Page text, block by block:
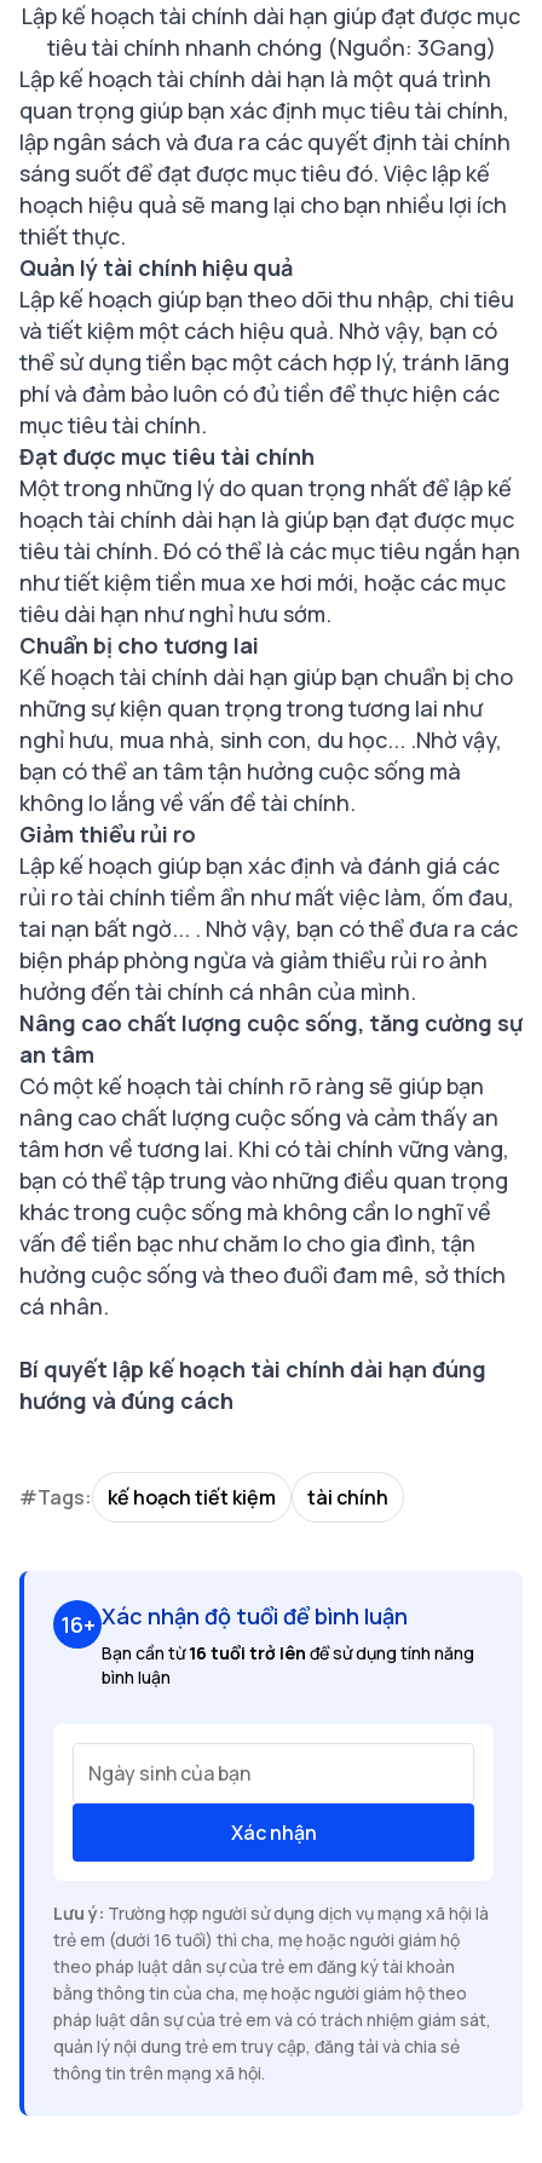
Lập kế hoạch tài chính dài hạn giúp đạt được mục
tiêu tài chính nhanh chóng (Nguồn: 3Gang)
Lập kế hoạch tài chính dài hạn là một quá trình
quan trọng giúp bạn xác định mục tiêu tài chính,
lập ngân sách và đưa ra các quyết định tài chính
sáng suốt để đạt được mục tiêu đó. Việc lập kế
hoạch hiệu quả sẽ mang lại cho bạn nhiều lợi ích
thiết thực.
Quản lý tài chính hiệu quả
Lập kế hoạch giúp bạn theo dõi thu nhập, chi tiêu
và tiết kiệm một cách hiệu quả. Nhờ vậy, bạn có
thể sử dụng tiền bạc một cách hợp lý, tránh lãng
phí và đảm bảo luôn có đủ tiền để thực hiện các
mục tiêu tài chính.
Đạt được mục tiêu tài chính
Một trong những lý do quan trọng nhất để lập kế
hoạch tài chính dài hạn là giúp bạn đạt được mục
tiêu tài chính. Đó có thể là các mục tiêu ngắn hạn
như tiết kiệm tiền mua xe hơi mới, hoặc các mục
tiêu dài hạn như nghỉ hưu sớm.
Chuẩn bị cho tương lai
Kế hoạch tài chính dài hạn giúp bạn chuẩn bị cho
những sự kiện quan trọng trong tương lai như
nghỉ hưu, mua nhà, sinh con, du học... .Nhờ vậy,
bạn có thể an tâm tận hưởng cuộc sống mà
không lo lắng về vấn đề tài chính.
Giảm thiểu rủi ro
Lập kế hoạch giúp bạn xác định và đánh giá các
rủi ro tài chính tiềm ẩn như mất việc làm, ốm đau,
tai nạn bất ngờ... . Nhờ vậy, bạn có thể đưa ra các
biện pháp phòng ngừa và giảm thiểu rủi ro ảnh
hưởng đến tài chính cá nhân của mình.
Nâng cao chất lượng cuộc sống, tăng cường sự
an tâm
Có một kế hoạch tài chính rõ ràng sẽ giúp bạn
nâng cao chất lượng cuộc sống và cảm thấy an
tâm hơn về tương lai. Khi có tài chính vững vàng,
bạn có thể tập trung vào những điều quan trọng
khác trong cuộc sống mà không cần lo nghĩ về
vấn đề tiền bạc như chăm lo cho gia đình, tận
hưởng cuộc sống và theo đuổi đam mê, sở thích
cá nhân.
Bí quyết lập kế hoạch tài chính dài hạn đúng
hướng và đúng cách
#Tags: kế hoạch tiết kiệm tài chính
16+ Xác nhận độ tuổi để bình luận
Bạn cần từ16 tuổi trở lên để sử dụng tính năng
bình luận
Ngày sinh của bạn
Xác nhận
Lưu ý: Trường hợp người sử dụng dịch vụ mạng xã hội là
trẻ em (dưới 16 tuổi) thì cha, mẹ hoặc người giám hộ
theo pháp luật dân sự của trẻ em đăng ký tài khoản
bằng thông tin của cha, mẹ hoặc người giám hộ theo
pháp luật dân sự của trẻ em và có trách nhiệm giám sát,
quản lý nội dung trẻ em truy cập, đăng tải và chia sẻ
thông tin trên mạng xã hội.